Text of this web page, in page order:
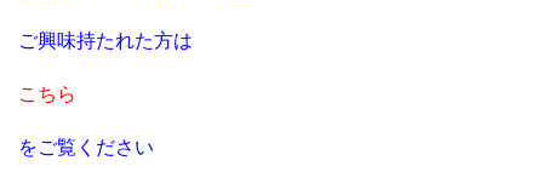
ご興味持たれた方は
こちら
をご覧ください